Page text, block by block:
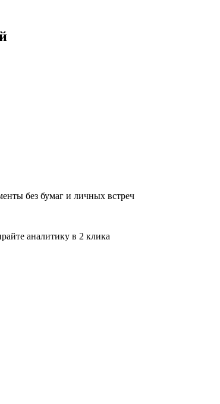
без бумаг и личных встреч
аналитику в 2 клика